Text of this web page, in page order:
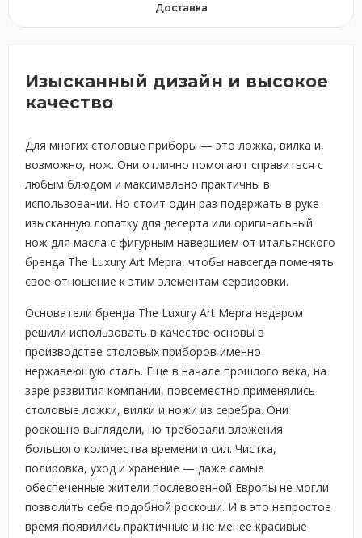
Доставка
Изысканный дизайн и высокое
качество
Для многих столовые приборы — это ложка, вилка и,
возможно, нож. Они отлично помогают справиться с
любым блюдом и максимально практичны в
использовании. Но стоит один раз подержать в руке
изысканную лопатку для десерта или оригинальный
нож для масла с фигурным навершием от итальянского
бренда The Luxury Art Mepra, чтобы навсегда поменять
свое отношение к этим элементам сервировки.
Основатели бренда The Luxury Art Mepra недаром
решили использовать в качестве основы в
производстве столовых приборов именно
нержавеющую сталь. Еще в начале прошлого века, на
заре развития компании, повсеместно применялись
столовые ложки, вилки и ножи из серебра. Они
роскошно выглядели, но требовали вложения
большого количества времени и сил. Чистка,
полировка, уход и хранение — даже самые
обеспеченные жители послевоенной Европы не могли
позволить себе подобной роскоши. И в это непростое
время появились практичные и не менее красивые